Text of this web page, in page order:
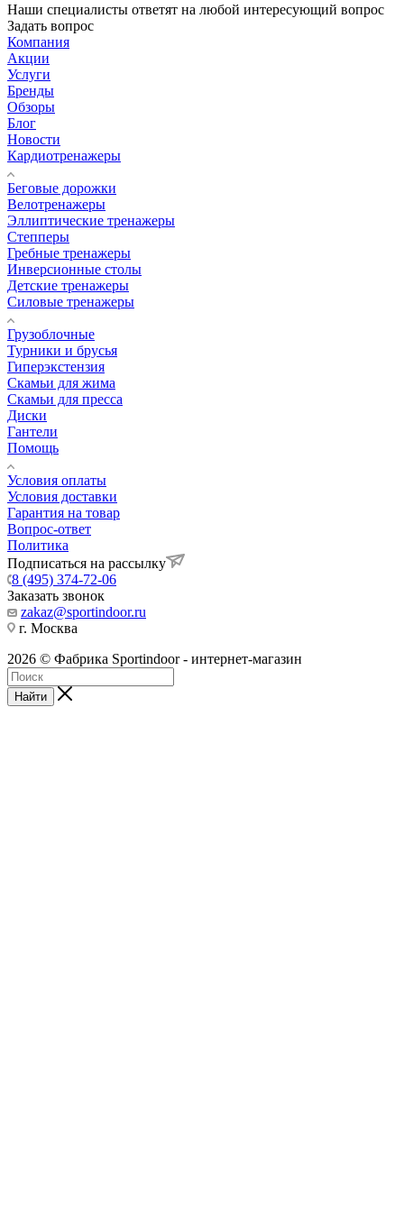
Наши специалисты ответят на любой интересующий вопрос
Задать вопрос
Компания
Акции
Услуги
Бренды
Обзоры
Блог
Новости
Кардиотренажеры
Беговые дорожки
Велотренажеры
Эллиптические тренажеры
Степперы
Гребные тренажеры
Инверсионные столы
Детские тренажеры
Силовые тренажеры
Грузоблочные
Турники и брусья
Гиперэкстензия
Скамьи для жима
Скамьи для пресса
Диски
Гантели
Помощь
Условия оплаты
Условия доставки
Гарантия на товар
Вопрос-ответ
Политика
Подписаться на рассылку
8 (495) 374-72-06
Заказать звонок
zakaz@sportindoor.ru
г. Москва
2026 © Фабрика Sportindoor - интернет-магазин
Найти